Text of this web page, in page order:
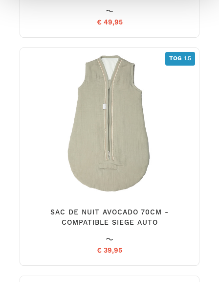
€ 49,95
TOG 1.5
SAC DE NUIT AVOCADO 70CM -
COMPATIBLE SIEGE AUTO
€ 39,95